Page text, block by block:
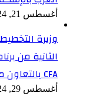
أغسطس 21, 2024
وزيرة
الثانية من
CFA بالتعاون مع المملكة المتحدة
أغسطس 29, 2024